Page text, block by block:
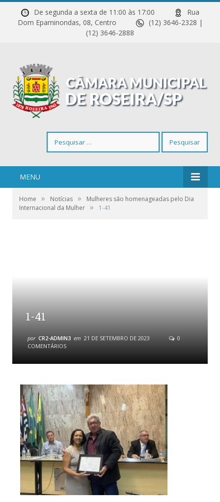
De segunda a sexta de 11:00 às 17:00
Rua
Dom Epaminondas, 08, Centro
(12) 3646-2328 |
(12) 3646-2888
por:
MENU
Home » Notícias »
Mulheres são homenageadas pelo Dia
Internacional da Mulher » 1-41
1-41
por CR2-ADMIN3 em 21 DE SETEMBRO DE 2023
0
COMENTÁRIOS